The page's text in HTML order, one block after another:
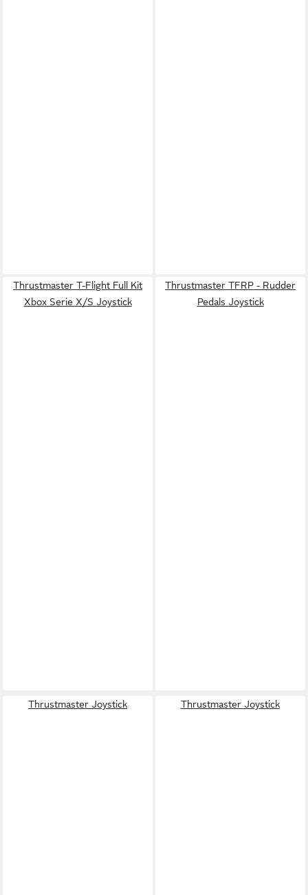
Thrustmaster T-Flight Full Kit
Xbox Serie X/S Joystick
Thrustmaster TFRP - Rudder
Pedals Joystick
Thrustmaster Joystick Thrustmaster Joystick